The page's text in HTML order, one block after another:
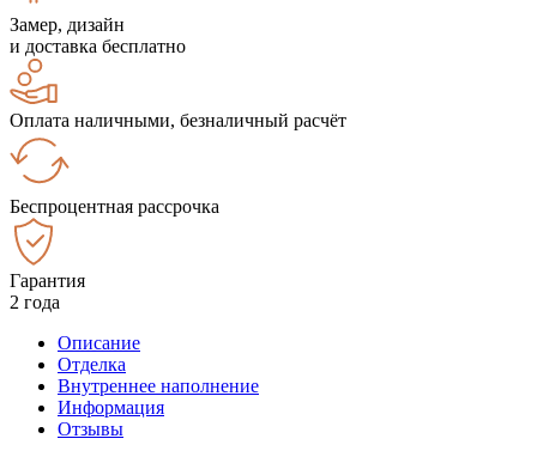
Замер, дизайн
и доставка бесплатно
Оплата наличными, безналичный расчёт
Беспроцентная рассрочка
Гарантия
2 года
Описание
Отделка
Внутреннее наполнение
Информация
Отзывы